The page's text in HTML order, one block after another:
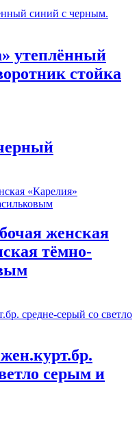
утеплённый
стойка
женская
тёмно-
серым и